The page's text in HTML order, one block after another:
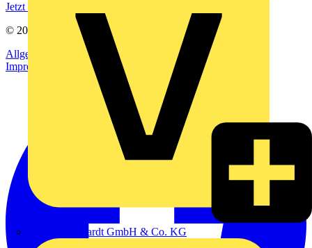
Emil Löffelhardt GmbH & Co. KG
Jetzt registrieren
© 2002-
Voltimum
Allgemeine Geschäftsbedingungen
Datenschutzerklärung
Impressum